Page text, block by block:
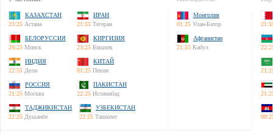
КАЗАХСТАН
23:25 Астана
ИРАН
21:55 Тегеран
БЕЛОРУССИЯ
20:25 Минск
КИРГИЗИЯ
23:25 Бишкек
ИНДИЯ
22:55 Дели
КИТАЙ
01:25 Пекин
РОССИЯ
21:25 Москва
ПАКИСТАН
22:25 Исламабад
ТАДЖИКИСТАН
22:25 Душанбе
УЗБЕКИСТАН
22:25 Ташкент
Монголия
01:25 Улан-Батор
Афганистан
21:55 Кабул